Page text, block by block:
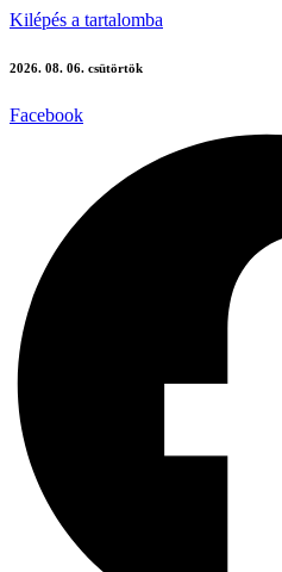
Kilépés a tartalomba
2026. 08. 06. csütörtök
Facebook